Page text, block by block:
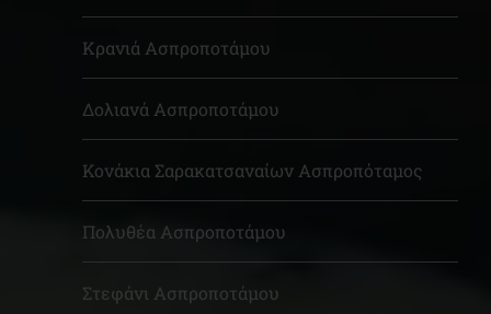
Κρανιά Ασπροποτάμου
Δολιανά Ασπροποτάμου
Κονάκια Σαρακατσαναίων Ασπροπόταμος
Πολυθέα Ασπροποτάμου
Στεφάνι Ασπροποτάμου